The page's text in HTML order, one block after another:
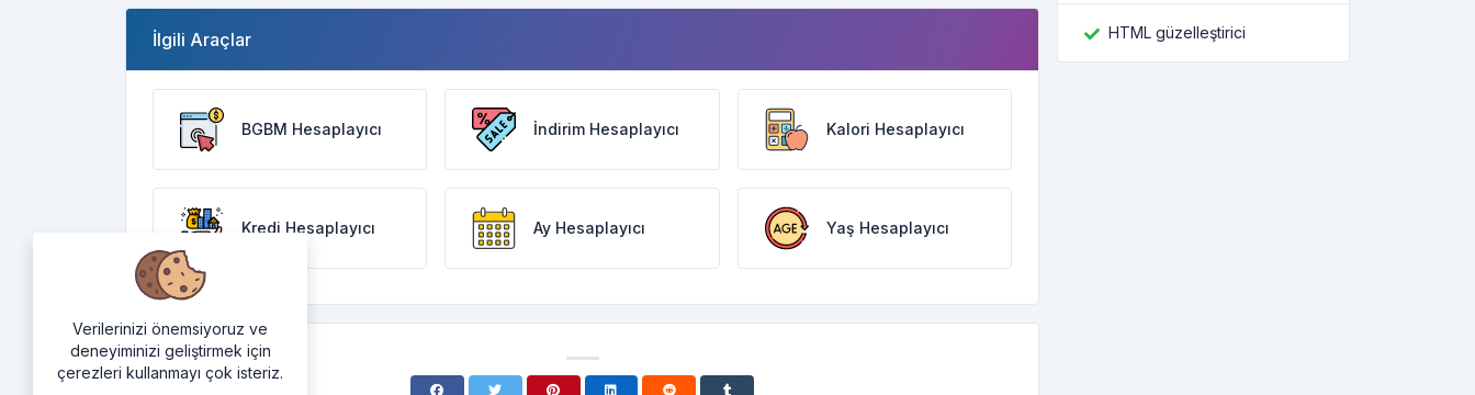
İlgili Araçlar
BGBM Hesaplayıcı İndirim Hesaplayıcı Kalori Hesaplayıcı
Kredi Hesaplayıcı Ay Hesaplayıcı Yaş Hesaplayıcı
HTML güzelleştirici
Verilerinizi önemsiyoruz ve
deneyiminizi geliştirmek için
çerezleri kullanmayı çok isteriz.